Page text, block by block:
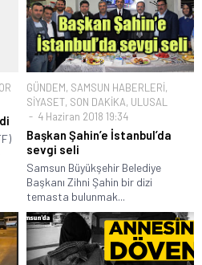
GÜNDEM, SAMSUN HABERLERİ,
SİYASET, SON DAKİKA, ULUSAL
4 Haziran 2018 19:34
Başkan Şahin’e İstanbul’da
sevgi seli
Samsun Büyükşehir Belediye
Başkanı Zihni Şahin bir dizi
temasta bulunmak...